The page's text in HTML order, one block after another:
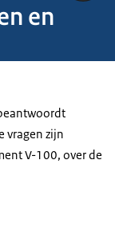
en
vragen zijn
V-100, over de